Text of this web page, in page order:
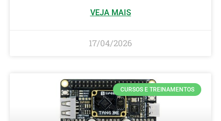
VEJA MAIS
17/04/2026
CURSOS E TREINAMENTOS